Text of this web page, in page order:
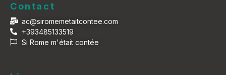
Contact
ac@siromemetaitcontee.com
+393485133519
Si Rome m'était contée